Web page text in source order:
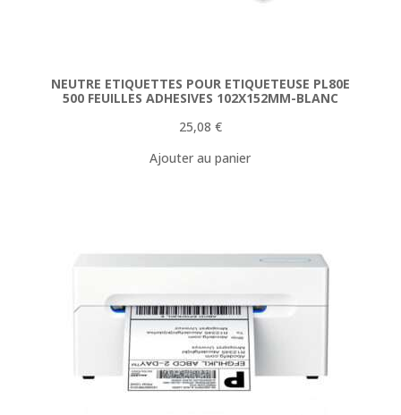
NEUTRE ETIQUETTES POUR ETIQUETEUSE PL80E
500 FEUILLES ADHESIVES 102X152MM-BLANC
25,08 €
Ajouter au panier